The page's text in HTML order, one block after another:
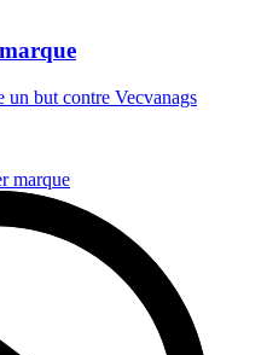
but contre Vecvanags